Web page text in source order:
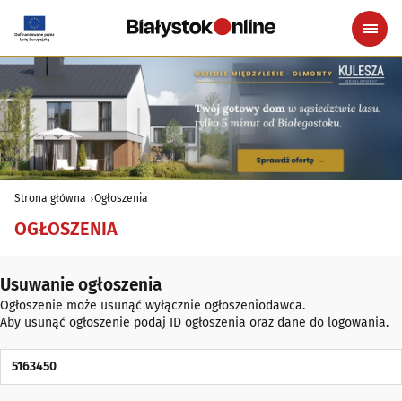
Strona główna Ogłoszenia
OGŁOSZENIA
Usuwanie ogłoszenia
Ogłoszenie może usunąć wyłącznie ogłoszeniodawca.
Aby usunąć ogłoszenie podaj ID ogłoszenia oraz dane do logowania.